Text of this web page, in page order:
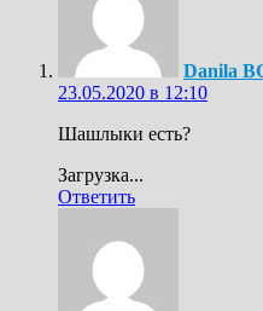
Danila
23.05.2020 в 12:10
Шашлыки есть?
Загрузка...
Ответить